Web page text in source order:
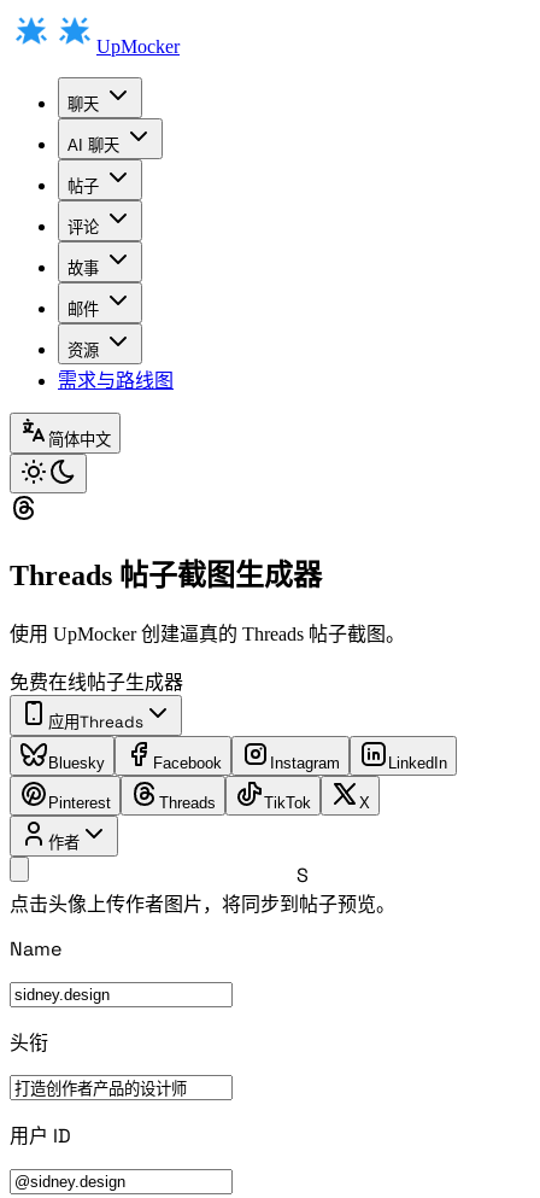
UpMocker
聊天
AI 聊天
帖子
评论
故事
邮件
资源
需求与路线图
简体中文
Threads 帖子截图生成器
使用 UpMocker 创建逼真的 Threads 帖子截图。
免费在线帖子生成器
应用Threads
Bluesky Facebook Instagram LinkedIn
Pinterest Threads TikTok X
作者
S
点击头像上传作者图片，将同步到帖子预览。
Name
头衔
用户 ID